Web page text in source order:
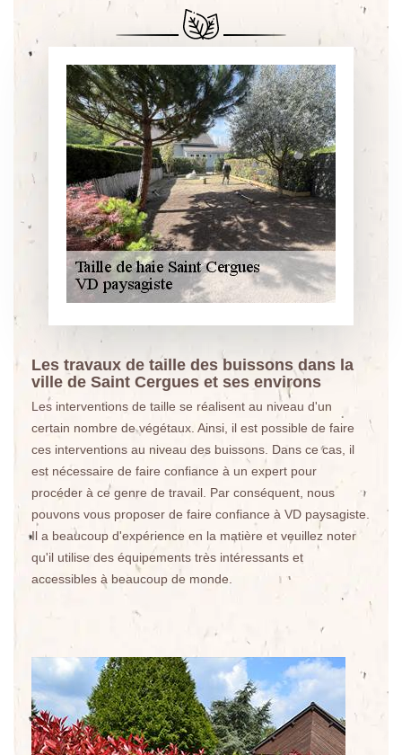
Les travaux de taille des buissons dans la
ville de Saint Cergues et ses environs
Les interventions de taille se réalisent au niveau d'un
certain nombre de végétaux. Ainsi, il est possible de faire
ces interventions au niveau des buissons. Dans ce cas, il
est nécessaire de faire confiance à un expert pour
procéder à ce genre de travail. Par conséquent, nous
pouvons vous proposer de faire confiance à VD paysagiste.
Il a beaucoup d'expérience en la matière et veuillez noter
qu'il utilise des équipements très intéressants et
accessibles à beaucoup de monde.